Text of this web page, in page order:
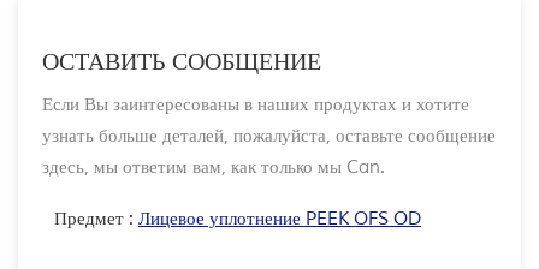
ОСТАВИТЬ СООБЩЕНИЕ
Если Вы заинтересованы в наших продуктах и хотите
узнать больше деталей, пожалуйста, оставьте сообщение
здесь, мы ответим вам, как только мы Can.
Предмет : Лицевое уплотнение PEEK OFS OD